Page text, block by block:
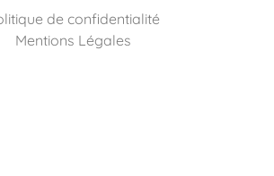
de confidentialité
Mentions Légales